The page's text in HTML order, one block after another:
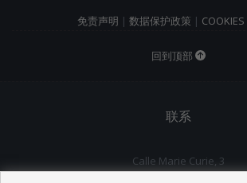
免责声明 | 数据保护政策 | COOKIES
回到顶部
联系
Calle Marie Curie, 3